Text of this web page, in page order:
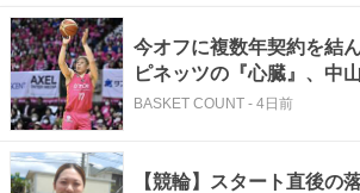
今オフに複数年契約を結
ピネッツの『心臓』、中
左膝骨挫傷
BASKET COUNT - 4日前
【競輪】スタート直後の